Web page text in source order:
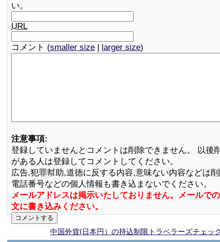
い。
URL
コメント (smaller size | larger size)
注意事項:
登録していませんとコメントは削除できません。 以後
がある人は登録してコメントしてください。
広告,犯罪幇助,道徳に反する内容,意味ない内容などは
電話番号などの個人情報も書き込まないでください。
メールアドレスは掲示いたしておりません。メールで
文に書き込みください。
中国外貨(日本円）の持込制限トラベラーズチェッ